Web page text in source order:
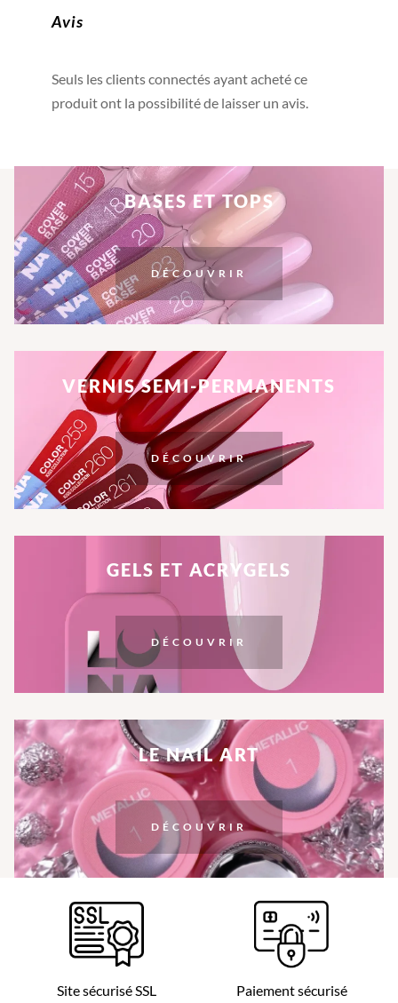
Avis
Seuls les clients connectés ayant acheté ce
produit ont la possibilité de laisser un avis.
BASES ET TOPS
DÉCOUVRIR
VERNIS SEMI-PERMANENTS
DÉCOUVRIR
GELS ET ACRYGELS
DÉCOUVRIR
LE NAIL ART
DÉCOUVRIR
Site sécurisé SSL Paiement sécurisé